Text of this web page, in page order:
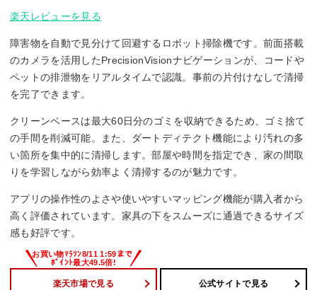
楽天レビューを見る
障害物を自動で見分けて回避するロボット掃除機です。前面搭載
のカメラを活用したPrecisionVisionナビゲーションが、コードや
ペットの排泄物をリアルタイムで認識。事前の片付けなしで清掃
を完了できます。
クリーンベースは最大60日分のゴミを収納できるため、ゴミ捨て
の手間を削減可能。また、ダートディテクト機能により汚れの多
い箇所を集中的に清掃します。部屋や時間を指定でき、家の間取
りを学習しながら効率よく清掃するのが魅力です。
アプリの操作性のよさや使いやすいマッピング機能が購入者から
高く評価されています。家具の下をスムーズに通過できるサイズ
感も好評です。
楽天市場で見る 公式サイトで見る